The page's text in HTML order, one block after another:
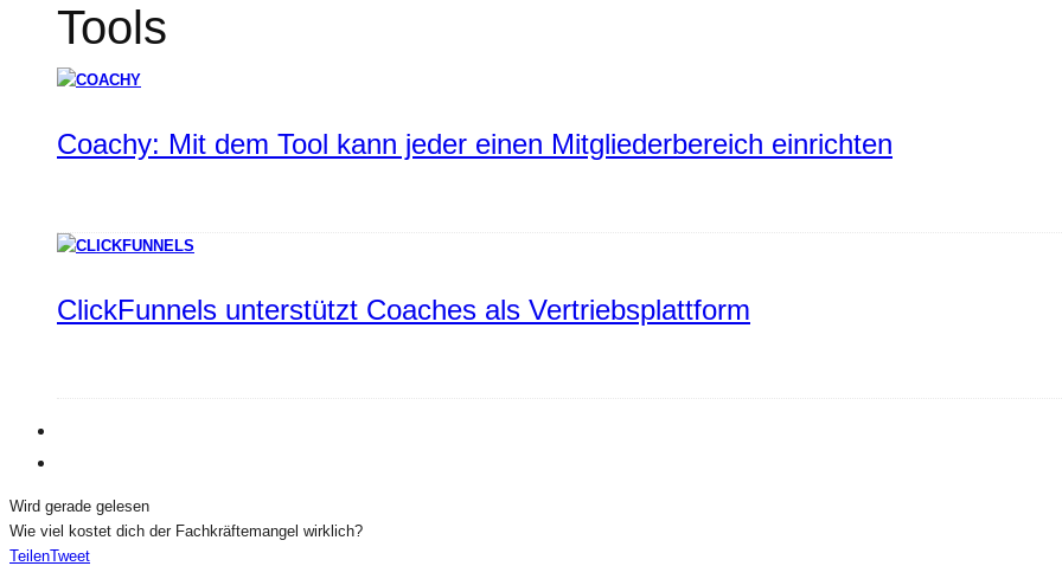
Tools
Coachy: Mit dem Tool kann jeder einen Mitgliederbereich einrichten
ClickFunnels unterstützt Coaches als Vertriebsplattform
Wird gerade gelesen
Wie viel kostet dich der Fachkräftemangel wirklich?
TeilenTweet